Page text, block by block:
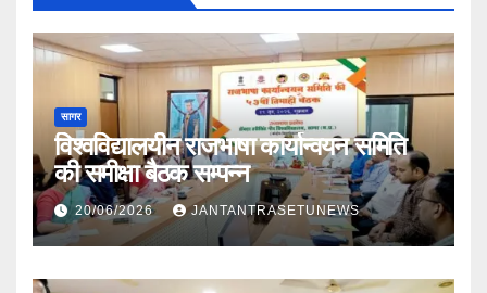
सागर
विश्वविद्यालयीन राजभाषा कार्यान्वयन समिति
की समीक्षा बैठक सम्पन्न
20/06/2026 JANTANTRASETUNEWS